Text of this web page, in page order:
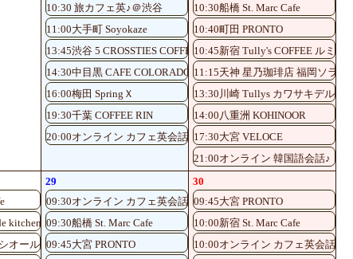
10:30 旅カフェ英♪＠渋谷
11:00大手町 Soyokaze
13:45渋谷 5 CROSSTIES COFFEE
14:30中目黒 CAFE COLORADO
16:00梅田 SpringＸ
19:30千葉 COFFEE RIN
20:00オンライン カフェ英会話♪
10:30船橋 St. Marc Cafe
10:40町田 PRONTO
10:45新宿 Tully's COFFEE ルミネ
11:15天神 星乃珈琲店 福岡ソラリ
13:30川崎 Tullys カワサキデルタ
14:00八重洲 KOHINOOR
17:30大宮 VELOCE
21:00オンライン 韓国語会話♪
kitchen
オール八重洲一丁目
29
09:30オンライン カフェ英会話♪
09:30船橋 St. Marc Cafe
09:45大宮 PRONTO
30
09:45大宮 PRONTO
10:00新宿 St. Marc Cafe
10:00オンライン カフェ英会話♪